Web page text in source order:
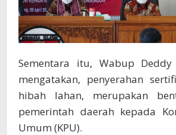
Sementara itu, Wabup
mengatakan, penyerahan
hibah lahan, merupakan
pemerintah daerah kepada
Umum (KPU).